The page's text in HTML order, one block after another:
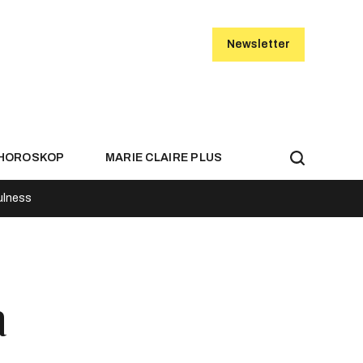
Newsletter
MARIE CLAIRE PLUS